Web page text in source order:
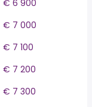
€ 6 900
€ 7 000
€ 7 100
€ 7 200
€ 7 300